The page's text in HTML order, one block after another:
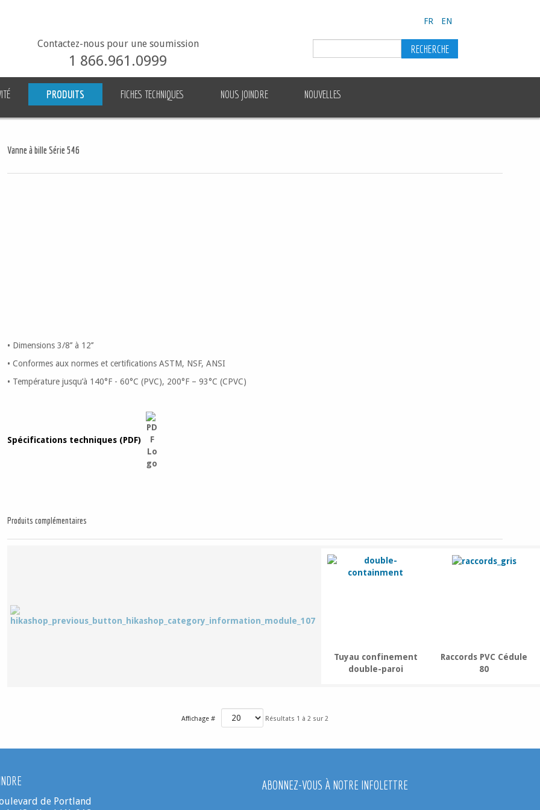
Contactez-nous pour une soumission
1 866.961.0999
FR EN
PRODUITS FICHES TECHNIQUES NOUS JOINDRE NOUVELLES
Vanne à bille Série 546
• Dimensions 3/8’’ à 12’’
• Conformes aux normes et certifications ASTM, NSF, ANSI
• Température jusqu’à 140°F - 60°C (PVC), 200°F – 93°C (CPVC)
Spécifications techniques (PDF)
Produits complémentaires
Tuyau confinement
double-paroi
Raccords PVC Cédule
80
Affichage # Résultats 1 à 2 sur 2
de Portland
ABONNEZ-VOUS À NOTRE INFOLETTRE